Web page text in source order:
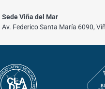
Sede Viña del Mar
Av. Federico Santa María 6090,